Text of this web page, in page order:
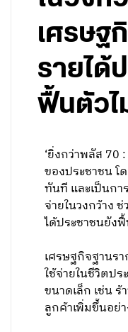
เศรษฐ
รายได้
ฟื้นตัวไ
‘ยิ่งกว่าพลัส 70
ของประชาชน โ
ทันที และเป็นกา
จ่ายในวงกว้าง
ได้ประชาชนยัง
เศรษฐกิจฐานร
ใช้จ่ายในชีวิตป
ขนาดเล็ก เช่น
ลูกค้าเพิ่มขึ้นอย่